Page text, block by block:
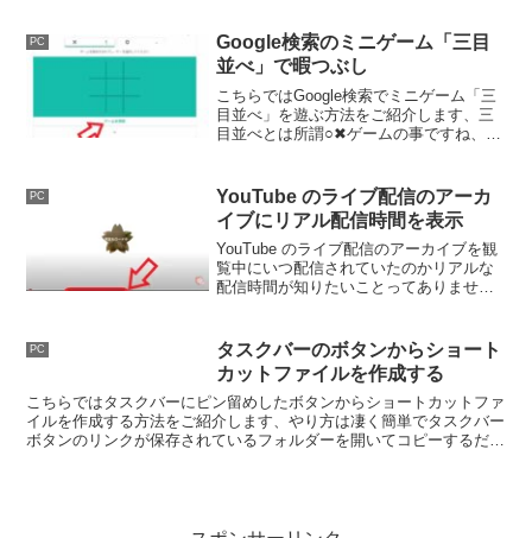
PC
Google検索のミニゲーム「三目
並べ」で暇つぶし
こちらではGoogle検索でミニゲーム「三
目並べ」を遊ぶ方法をご紹介します、三
目並べとは所謂○✖ゲームの事ですね、＃
というゲームです、暇つぶしに最適なミ
ニゲームですね。
PC
YouTube のライブ配信のアーカ
イブにリアル配信時間を表示
YouTube のライブ配信のアーカイブを観
覧中にいつ配信されていたのかリアルな
配信時間が知りたいことってありません
信時間を表示する便利な拡張機能をご紹
介します。
PC
タスクバーのボタンからショート
カットファイルを作成する
こちらではタスクバーにピン留めしたボタンからショートカットファ
イルを作成する方法をご紹介します、やり方は凄く簡単でタスクバー
ボタンのリンクが保存されているフォルダーを開いてコピーするだけ